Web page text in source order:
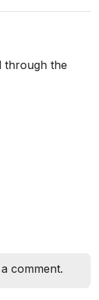
through the
comment.